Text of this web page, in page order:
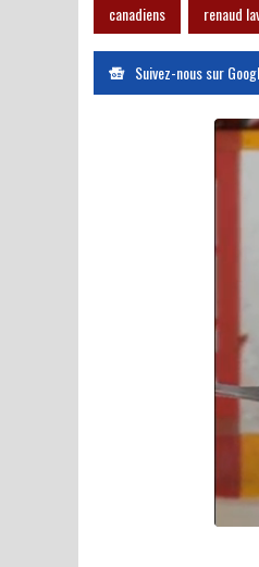
canadiens renaud
Suivez-nous sur